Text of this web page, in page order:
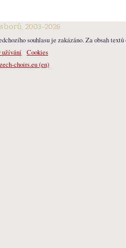
2003-2026
souhlasu je zakázáno. Za obsah
užívání Cookies
choirs.eu (en)